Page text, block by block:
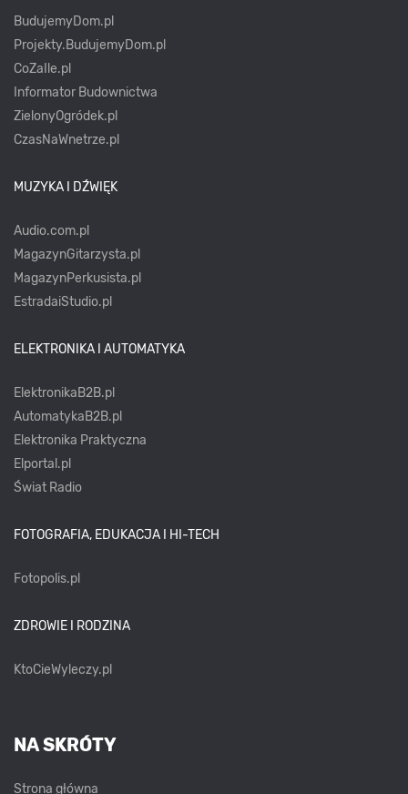
BudujemyDom.pl
Projekty.BudujemyDom.pl
CoZaIle.pl
Informator Budownictwa
ZielonyOgródek.pl
CzasNaWnetrze.pl
MUZYKA I DŹWIĘK
Audio.com.pl
MagazynGitarzysta.pl
MagazynPerkusista.pl
EstradaiStudio.pl
ELEKTRONIKA I AUTOMATYKA
ElektronikaB2B.pl
AutomatykaB2B.pl
Elektronika Praktyczna
Elportal.pl
Świat Radio
FOTOGRAFIA, EDUKACJA I HI-TECH
Fotopolis.pl
ZDROWIE I RODZINA
KtoCieWyleczy.pl
NA SKRÓTY
Strona główna